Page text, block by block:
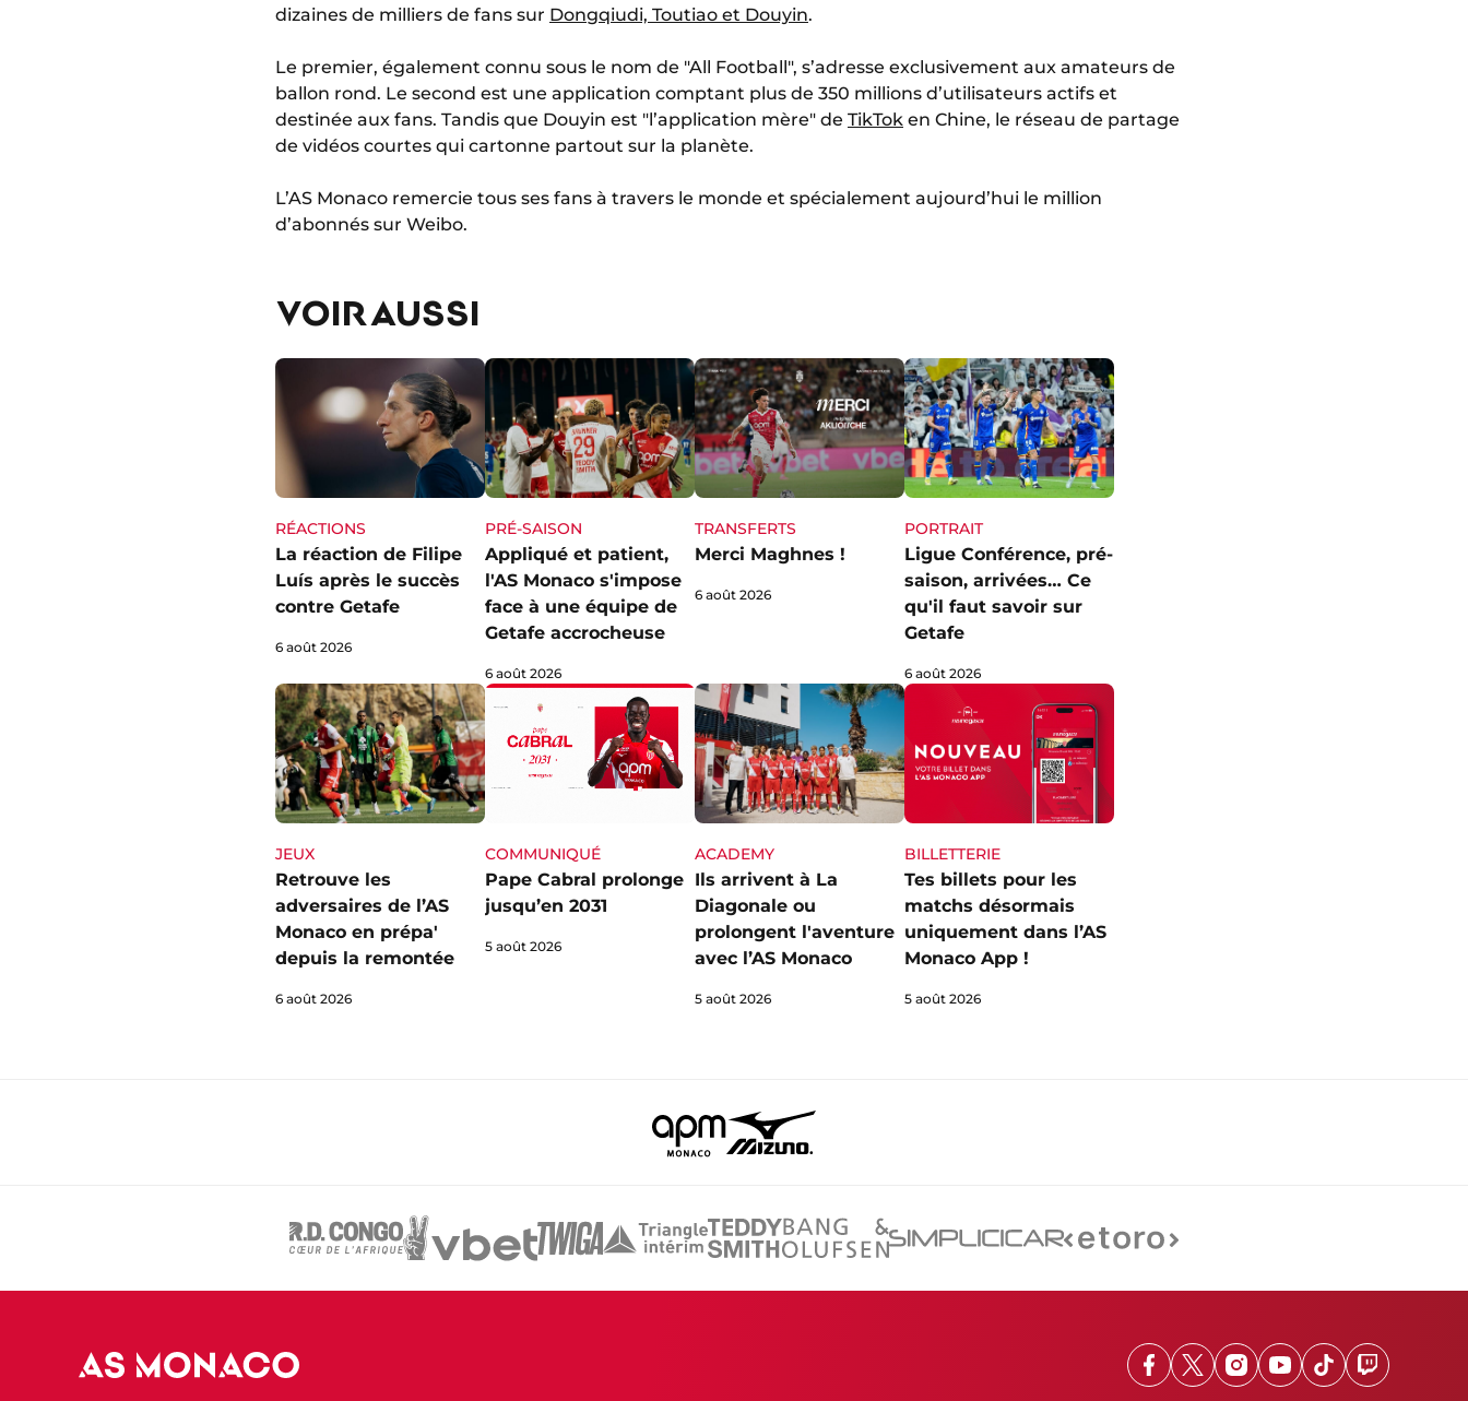
dizaines de milliers de fans sur Dongqiudi, Toutiao et Douyin.
Le premier, également connu sous le nom de "All Football", s’adresse exclusivement aux amateurs de
ballon rond. Le second est une application comptant plus de 350 millions d’utilisateurs actifs et
destinée aux fans. Tandis que Douyin est "l’application mère" de TikTok en Chine, le réseau de partage
de vidéos courtes qui cartonne partout sur la planète.
L’AS Monaco remercie tous ses fans à travers le monde et spécialement aujourd’hui le million
d’abonnés sur Weibo.
VOIR AUSSI
RÉACTIONS
La réaction de Filipe
Luís après le succès
contre Getafe
6 août 2026
PRÉ-SAISON
Appliqué et patient,
l'AS Monaco s'impose
face à une équipe de
Getafe accrocheuse
6 août 2026
TRANSFERTS
Merci Maghnes !
6 août 2026
PORTRAIT
Ligue Conférence, pré-
saison, arrivées… Ce
qu'il faut savoir sur
Getafe
6 août 2026
JEUX
Retrouve les
adversaires de l’AS
Monaco en prépa'
depuis la remontée
6 août 2026
COMMUNIQUÉ
Pape Cabral prolonge
jusqu’en 2031
5 août 2026
ACADEMY
Ils arrivent à La
Diagonale ou
prolongent l'aventure
avec l’AS Monaco
5 août 2026
BILLETTERIE
Tes billets pour les
matchs désormais
uniquement dans l’AS
Monaco App !
5 août 2026
Facebook
X Instagram
Youtube
TikTokTwitch